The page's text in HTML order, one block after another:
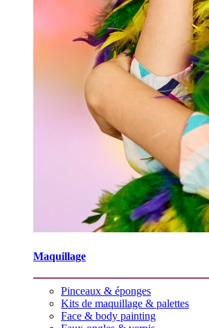
Maquillage
Pinceaux & éponges
Kits de maquillage & palettes
Face & body painting